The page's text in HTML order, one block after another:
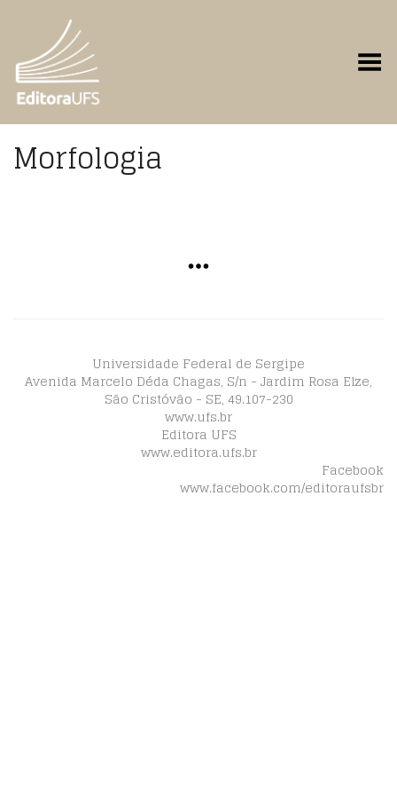
Toggle Menu
Morfologia
Universidade Federal de Sergipe
Avenida Marcelo Déda Chagas, S/n - Jardim Rosa Elze,
São Cristóvão - SE, 49.107-230
www.ufs.br
Editora UFS
www.editora.ufs.br
Facebook
www.facebook.com/editoraufsbr